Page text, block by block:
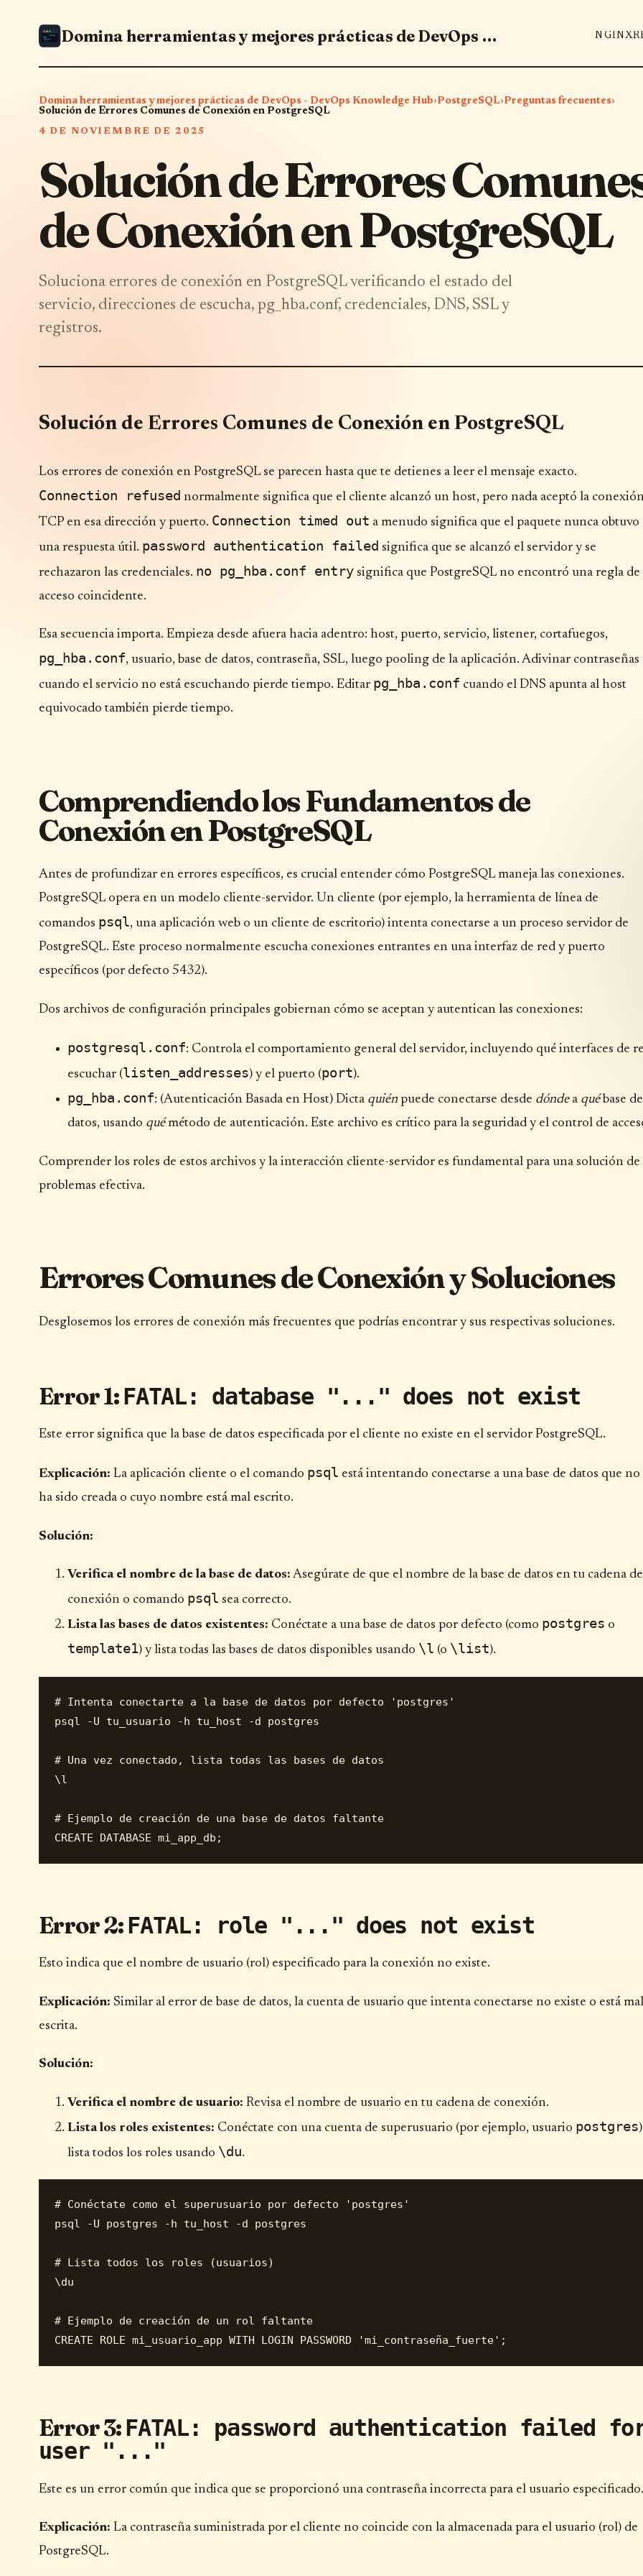
Domina herramientas y mejores prácticas de DevOps - DevOps Knowledge Hub NGINX
Domina herramientas y mejores prácticas de DevOps - DevOps Knowledge Hub›PostgreSQL›Preguntas frecuentes›
Solución de Errores Comunes de Conexión en PostgreSQL
4 DE NOVIEMBRE DE 2025
Solución de Errores
de Conexión en PostgreSQL
Soluciona errores de conexión en PostgreSQL verificando el estado del
servicio, direcciones de escucha, pg_hba.conf, credenciales, DNS, SSL y
registros.
Solución de Errores Comunes de Conexión en PostgreSQL
Los errores de conexión en PostgreSQL se parecen hasta que te detienes a leer el mensaje exacto.
Connection refused normalmente significa que el cliente alcanzó un host, pero nada aceptó la
TCP en esa dirección y puerto. Connection timed out a menudo significa que el paquete nunca obtuvo
una respuesta útil. password authentication failed significa que se alcanzó el servidor y se
rechazaron las credenciales. no pg_hba.conf entrysignifica que PostgreSQL no encontró una regla de
acceso coincidente.
Esa secuencia importa. Empieza desde afuera hacia adentro: host, puerto, servicio, listener, cortafuegos,
pg_hba.conf, usuario, base de datos, contraseña, SSL, luego pooling de la aplicación. Adivinar contraseñas
cuando el servicio no está escuchando pierde tiempo. Editar pg_hba.conf cuando el DNS apunta al host
equivocado también pierde tiempo.
Comprendiendo los Fundamentos de
Conexión en PostgreSQL
Antes de profundizar en errores específicos, es crucial entender cómo PostgreSQL maneja las conexiones.
PostgreSQL opera en un modelo cliente-servidor. Un cliente (por ejemplo, la herramienta de línea de
comandos psql, una aplicación web o un cliente de escritorio) intenta conectarse a un proceso servidor de
PostgreSQL. Este proceso normalmente escucha conexiones entrantes en una interfaz de red y puerto
específicos (por defecto 5432).
Dos archivos de configuración principales gobiernan cómo se aceptan y autentican las conexiones:
postgresql.conf: Controla el comportamiento general del servidor, incluyendo qué interfaces de
escuchar (listen_addresses) y el puerto (port).
pg_hba.conf: (Autenticación Basada en Host) Dicta quiénpuede conectarse desde dóndea québase de
datos, usando quémétodo de autenticación. Este archivo es crítico para la seguridad y el control de
Comprender los roles de estos archivos y la interacción cliente-servidor es fundamental para una solución de
problemas efectiva.
Errores Comunes de Conexión y Soluciones
Desglosemos los errores de conexión más frecuentes que podrías encontrar y sus respectivas soluciones.
Error 1:FATAL: database "..." does not exist
Este error significa que la base de datos especificada por el cliente no existe en el servidor PostgreSQL.
Explicación: La aplicación cliente o el comando psql está intentando conectarse a una base de datos que no
ha sido creada o cuyo nombre está mal escrito.
Solución:
Verifica el nombre de la base de datos: Asegúrate de que el nombre de la base de datos en tu cadena de
conexión o comando psql sea correcto.
Lista las bases de datos existentes: Conéctate a una base de datos por defecto (como postgres o
template1) y lista todas las bases de datos disponibles usando \l (o \list).
# Intenta conectarte a la base de datos por defecto 'postgres'
psql -U tu_usuario -h tu_host -d postgres
# Una vez conectado, lista todas las bases de datos
\l
# Ejemplo de creación de una base de datos faltante
Error 2:FATAL: role "..." does not exist
Esto indica que el nombre de usuario (rol) especificado para la conexión no existe.
Explicación: Similar al error de base de datos, la cuenta de usuario que intenta conectarse no existe o está mal
escrita.
Solución:
Verifica el nombre de usuario: Revisa el nombre de usuario en tu cadena de conexión.
Lista los roles existentes: Conéctate con una cuenta de superusuario (por ejemplo, usuario postgres
lista todos los roles usando \du.
# Conéctate como el superusuario por defecto 'postgres'
psql -U postgres -h tu_host -d postgres
# Lista todos los roles (usuarios)
\du
# Ejemplo de creación de un rol faltante
Error 3:FATAL: password authentication failed
user "..."
Este es un error común que indica que se proporcionó una contraseña incorrecta para el usuario especificado.
Explicación: La contraseña suministrada por el cliente no coincide con la almacenada para el usuario (rol) de
PostgreSQL.